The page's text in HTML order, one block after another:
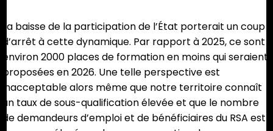
La baisse de la participation de l’État porterait un coup
d’arrêt à cette dynamique. Par rapport à 2025, ce sont
environ 2000 places de formation en moins qui seraient
proposées en 2026. Une telle perspective est
inacceptable alors même que notre territoire connaît
un taux de sous-qualification élevée et que le nombre
de demandeurs d’emploi et de bénéficiaires du RSA est